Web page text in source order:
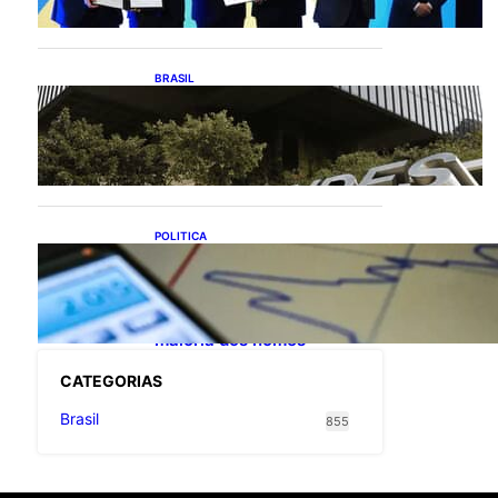
BRASIL
Projetos de saneamento
podem beneficiar 18
milhões de brasileiros
POLITICA
TCU lista mais de 6 mil
responsáveis com contas
irregulares; Nordeste e
Sudeste concentram
maioria dos nomes
CATEGORIAS
Brasil
855